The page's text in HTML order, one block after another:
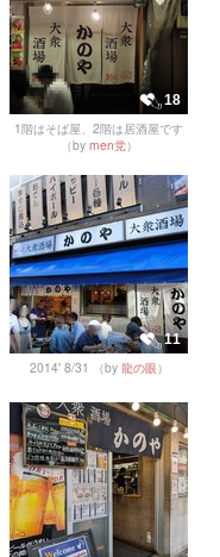
18
1階はそば屋、2階は居酒屋です
（by men党）
11
2014' 8/31 （by 龍の眼 ）